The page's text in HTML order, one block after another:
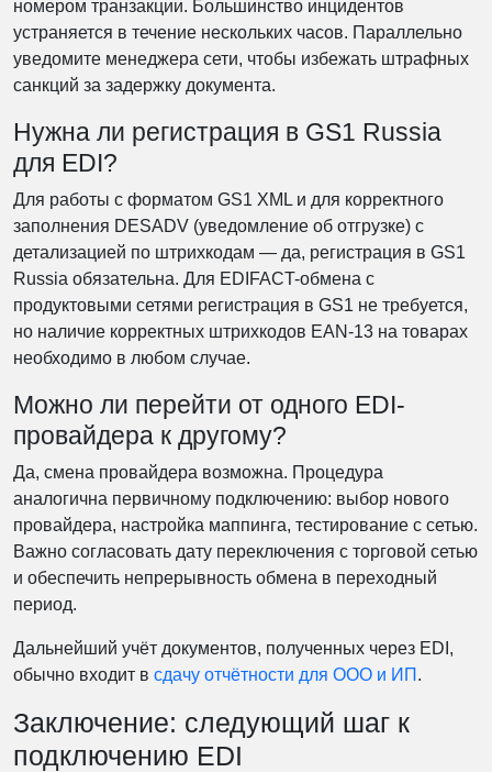
номером транзакции. Большинство инцидентов
устраняется в течение нескольких часов. Параллельно
уведомите менеджера сети, чтобы избежать штрафных
санкций за задержку документа.
Нужна ли регистрация в GS1 Russia
для EDI?
Для работы с форматом GS1 XML и для корректного
заполнения DESADV (уведомление об отгрузке) с
детализацией по штрихкодам — да, регистрация в GS1
Russia обязательна. Для EDIFACT-обмена с
продуктовыми сетями регистрация в GS1 не требуется,
но наличие корректных штрихкодов EAN-13 на товарах
необходимо в любом случае.
Можно ли перейти от одного EDI-
провайдера к другому?
Да, смена провайдера возможна. Процедура
аналогична первичному подключению: выбор нового
провайдера, настройка маппинга, тестирование с сетью.
Важно согласовать дату переключения с торговой сетью
и обеспечить непрерывность обмена в переходный
период.
Дальнейший учёт документов, полученных через EDI,
обычно входит в сдачу отчётности для ООО и ИП .
Заключение: следующий шаг к
подключению EDI